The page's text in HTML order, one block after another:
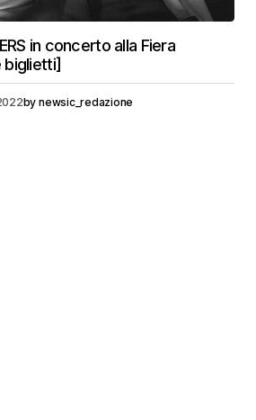
in concerto alla Fiera
biglietti]
by newsic_redazione